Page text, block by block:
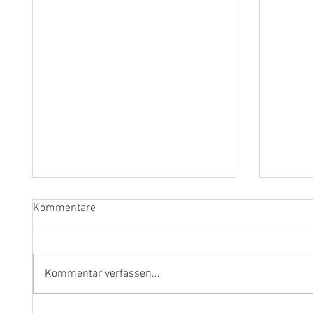
Kommentare
Kommentar verfassen...